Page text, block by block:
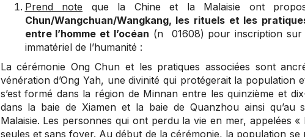
Prend note que la Chine et la Malaisie ont
Chun/Wangchuan/Wangkang, les rituels et les
entre l’homme et l’océan (n 01608) pour inscription sur
immatériel de l’humanité :
La cérémonie Ong Chun et les pratiques associées sont
vénération d’Ong Yah, une divinité qui protégerait la population
s’est formé dans la région de Minnan entre les quinzième et
dans la baie de Xiamen et la baie de Quanzhou ainsi qu’au
Malaisie. Les personnes qui ont perdu la vie en mer, appelées
seules et sans foyer. Au début de la cérémonie, la population